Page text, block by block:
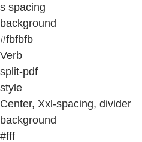
s spacing
background
#fbfbfb
Verb
split-pdf
style
Center, Xxl-spacing, divider
background
#fff